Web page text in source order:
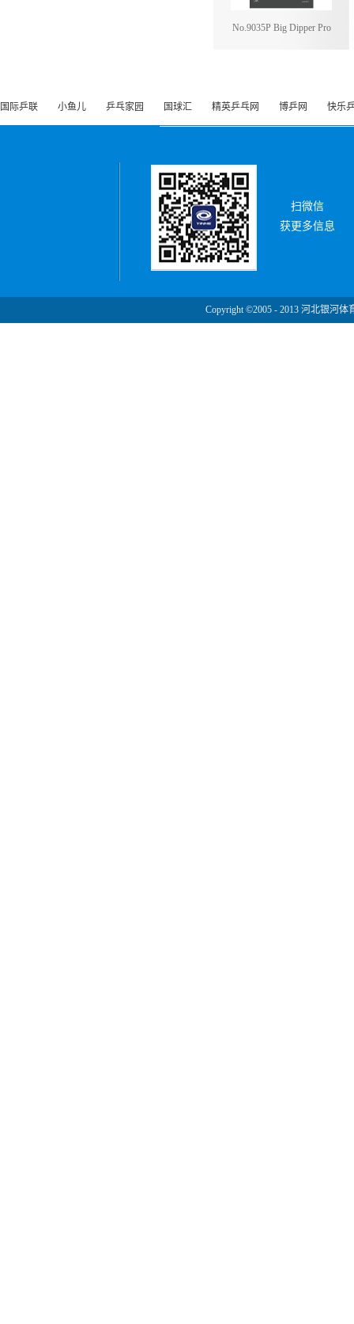
No.9035P Big Dipper Pro
国际乒联 小鱼儿 乒乓家园 国球汇 精英乒乓网 博乒网 快乐
扫微信
获更多信息
Copyright ©2005 - 2013 河北银河体